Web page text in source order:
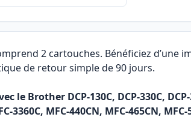
2 cartouches. Bénéficiez
de retour simple de 90 jours.
DCP-130C, DCP-330C, DCP-
3360C, MFC-440CN, MFC-465CN,